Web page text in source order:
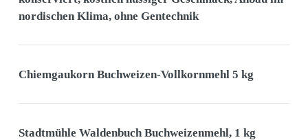
nordischen Klima, ohne Gentechnik
Chiemgaukorn Buchweizen-Vollkornmehl 5 kg
Stadtmühle Waldenbuch Buchweizenmehl, 1 kg